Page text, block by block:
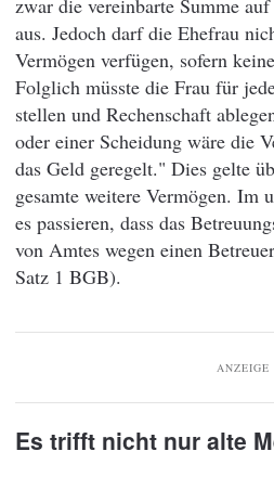
zwar die vereinbarte Summe
aus. Jedoch darf die Ehefrau
Vermögen verfügen, sofern
Folglich müsste die Frau für
stellen und Rechenschaft
oder einer Scheidung wäre die
das Geld geregelt." Dies gelte
gesamte weitere Vermögen. Im
es passieren, dass das
von Amtes wegen einen
Satz 1 BGB).
ANZEIGE
Es trifft nicht nur alte